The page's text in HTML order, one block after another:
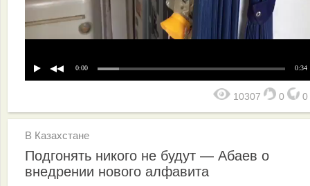
0:00 0:34
10307 0 0
В Казахстане
Подгонять никого не будут — Абаев о
внедрении нового алфавита